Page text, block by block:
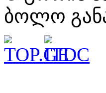
ბოლო